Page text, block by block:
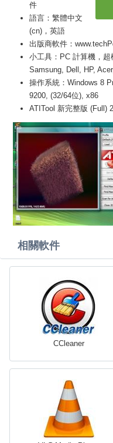
件
語言：繁體中文
(cn)，英語
出版商軟件：
小工具：PC 計算機，
Samsung, Dell, HP,
操作系統：Windows 8
9200, (32/64位), x86
ATITool 新完整版 (Full)
相關軟件
CCleaner